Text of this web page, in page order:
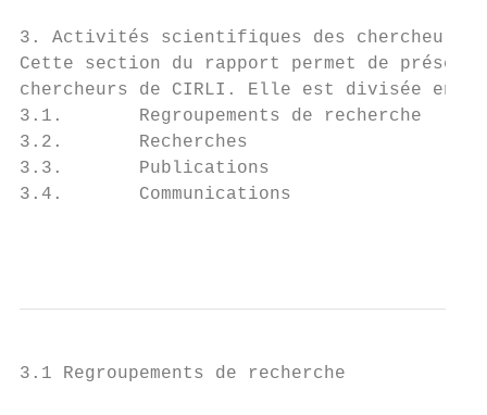
3. Activités scientifiques des chercheurs
Cette section du rapport permet de
chercheurs de CIRLI. Elle est divisée en
3.1.       Regroupements de recherche
3.2.       Recherches
3.3.       Publications
3.4.       Communications
3.1 Regroupements de recherche